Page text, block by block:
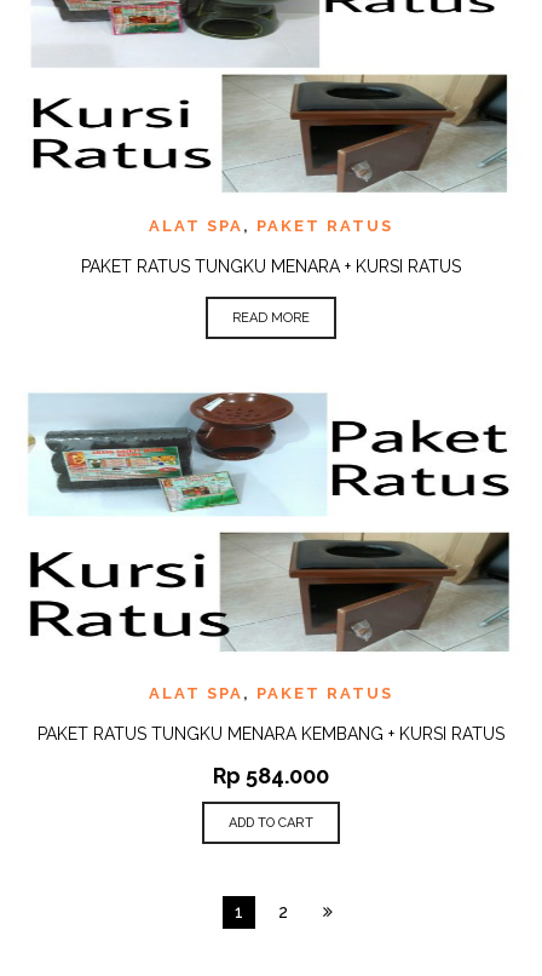
ALAT SPA , PAKET RATUS
PAKET RATUS TUNGKU MENARA + KURSI RATUS
READ MORE
ALAT SPA , PAKET RATUS
PAKET RATUS TUNGKU MENARA KEMBANG + KURSI RATUS
Rp 584.000
ADD TO CART
1 2